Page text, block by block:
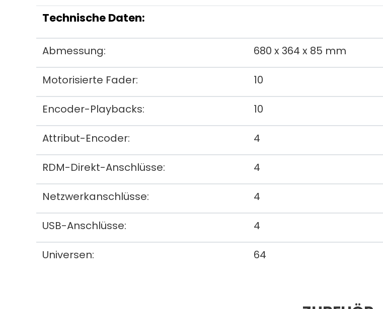
Technische Daten:
Abmessung: 680 x 364 x 85 mm
Motorisierte Fader: 10
Encoder-Playbacks: 10
Attribut-Encoder: 4
RDM-Direkt-Anschlüsse: 4
Netzwerkanschlüsse: 4
USB-Anschlüsse: 4
Universen: 64